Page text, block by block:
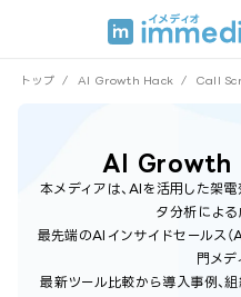
トップ / AI Growth Hack / Call
AI Growth
本メディアは、AIを活用した架
タ分析による
最先端のAIインサイドセールス（
門メデ
最新ツール比較から導入事例、